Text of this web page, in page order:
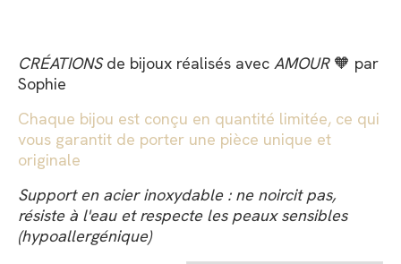
CRÉATIONSde bijoux réalisés avec AMOUR 🧡 par
Sophie
Chaque bijou est conçu en quantité limitée, ce qui
vous garantit de porter une pièce unique et
originale
Support en acier inoxydable : ne noircit pas,
résiste à l'eau et respecte les peaux sensibles
(hypoallergénique)